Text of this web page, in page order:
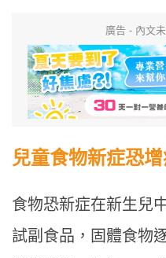
廣告 - 內文
兒童食物新症恐
食物恐新症在新生兒
試副食品，固體食物